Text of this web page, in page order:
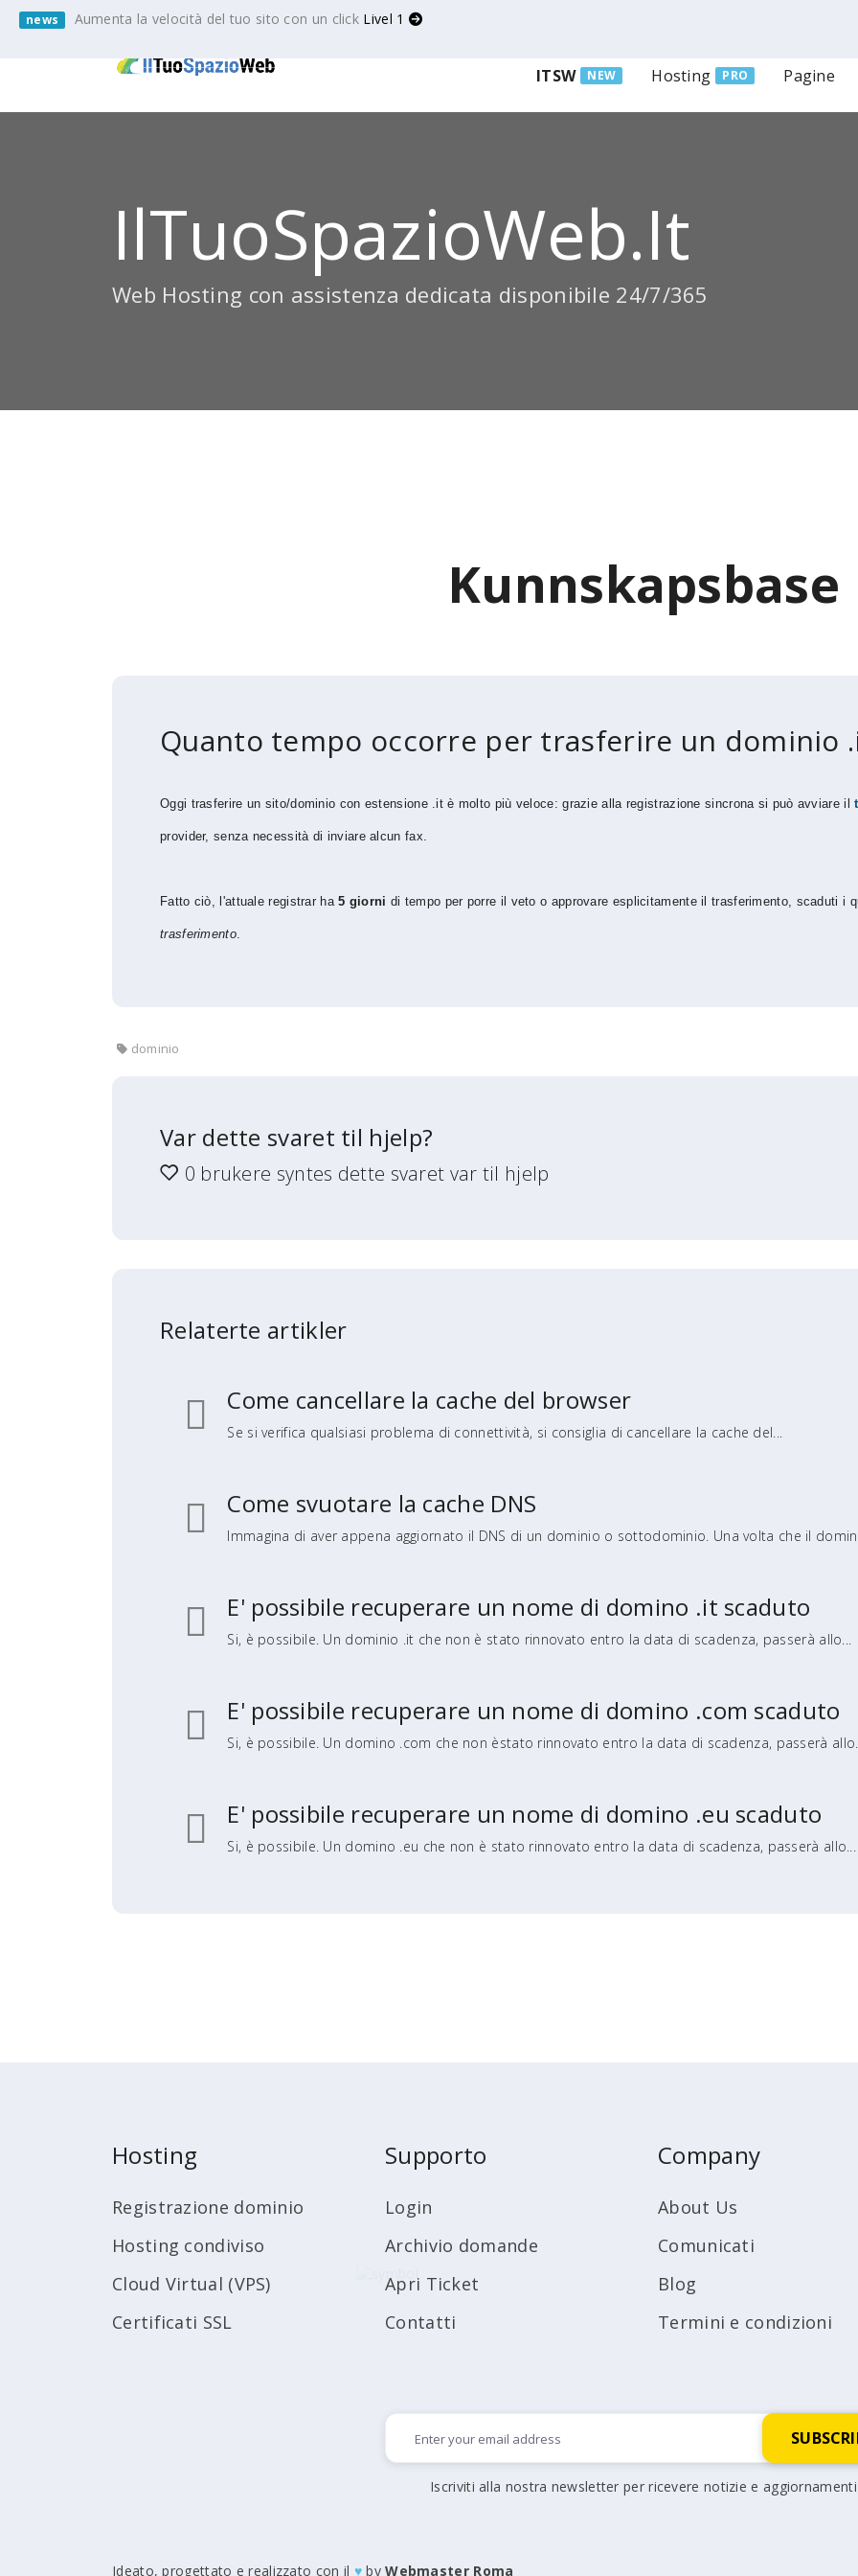
news Aumenta la velocità del tuo sito con un click Livel 1
ITSW NEW Hosting PRO Pagine
IlTuoSpazioWeb.it
Web Hosting con assistenza dedicata disponibile 24/7/365
Kunnskapsbase
Quanto tempo occorre per trasferire un dominio
Oggi trasferire un sito/dominio con estensione .it è molto più veloce: grazie alla registrazione sincrona si può avviare il
provider, senza necessità di inviare alcun fax.
Fatto ciò, l'attuale registrar ha5 giorni di tempo per porre il veto o approvare esplicitamente il trasferimento, scaduti i
trasferimento.
dominio
Var dette svaret til hjelp?
0 brukere syntes dette svaret var til hjelp
Relaterte artikler
Come cancellare la cache del browser
Se si verifica qualsiasi problema di connettività, si consiglia di cancellare la cache del...
Come svuotare la cache DNS
Immagina di aver appena aggiornato il DNS di un dominio o sottodominio. Una volta che il
E' possibile recuperare un nome di domino .it scaduto
Si, è possibile. Un dominio .it che non è stato rinnovato entro la data di scadenza, passerà allo...
E' possibile recuperare un nome di domino .com scaduto
Si, è possibile. Un domino .com che non èstato rinnovato entro la data di scadenza, passerà
E' possibile recuperare un nome di domino .eu scaduto
Si, è possibile. Un domino .eu che non è stato rinnovato entro la data di scadenza, passerà allo...
Hosting
Registrazione dominio
Hosting condiviso
Cloud Virtual (VPS)
Certificati SSL
Supporto
Login
Archivio domande
Apri Ticket
Contatti
Company
About Us
Comunicati
Blog
Termini e condizioni
Iscriviti alla nostra newsletter per ricevere notizie e aggiornamenti
Ideato, progettato e realizzato con il ♥ byWebmaster Roma